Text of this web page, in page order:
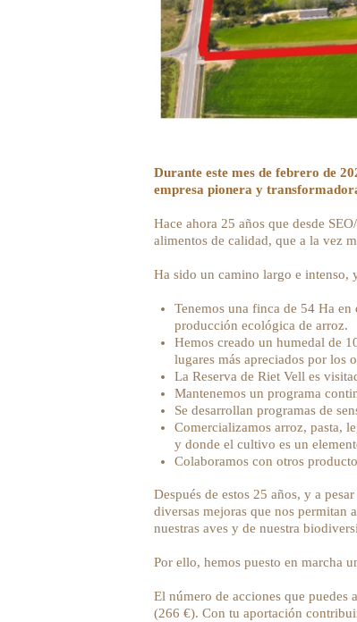
Durante este mes de febrero de
empresa pionera y
Hace ahora 25 años que desde
alimentos de calidad, que a la vez
Ha sido un camino largo e intenso,
Tenemos una finca de 54 Ha
producción ecológica de arroz.
Hemos creado un humedal de
lugares más apreciados por los
La Reserva de Riet Vell es
Mantenemos un programa
Se desarrollan programas de
Comercializamos arroz, pasta,
y donde el cultivo es un
Colaboramos con otros
Después de estos 25 años, y a
diversas mejoras que nos permitan
nuestras aves y de nuestra
Por ello, hemos puesto en marcha
El número de acciones que
(266 €). Con tu aportación